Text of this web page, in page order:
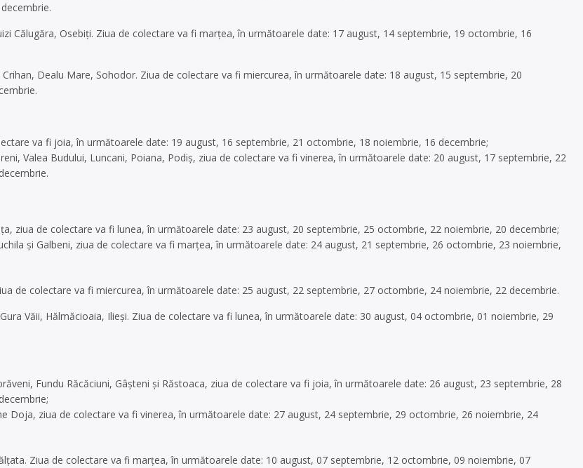
Călugăra, Osebiți. Ziua de colectare va fi marțea, în următoarele date: 17 august, 14 septembrie, 19 octombrie, 16
Dealu Mare, Sohodor. Ziua de colectare va fi miercurea, în următoarele date: 18 august, 15 septembrie, 20
va fi joia, în următoarele date: 19 august, 16 septembrie, 21 octombrie, 18 noiembrie, 16 decembrie;
Valea Budului, Luncani, Poiana, Podiș, ziua de colectare va fi vinerea, în următoarele date: 20 august, 17 septembrie, 22
ziua de colectare va fi lunea, în următoarele date: 23 august, 20 septembrie, 25 octombrie, 22 noiembrie, 20 decembrie;
și Galbeni, ziua de colectare va fi marțea, în următoarele date: 24 august, 21 septembrie, 26 octombrie, 23 noiembrie,
de colectare va fi miercurea, în următoarele date: 25 august, 22 septembrie, 27 octombrie, 24 noiembrie, 22 decembrie.
Văii, Hălmăcioaia, Ilieși. Ziua de colectare va fi lunea, în următoarele date: 30 august, 04 octombrie, 01 noiembrie, 29
Fundu Răcăciuni, Gâșteni și Răstoaca, ziua de colectare va fi joia, în următoarele date: 26 august, 23 septembrie, 28
Doja, ziua de colectare va fi vinerea, în următoarele date: 27 august, 24 septembrie, 29 octombrie, 26 noiembrie, 24
Ziua de colectare va fi marțea, în următoarele date: 10 august, 07 septembrie, 12 octombrie, 09 noiembrie, 07